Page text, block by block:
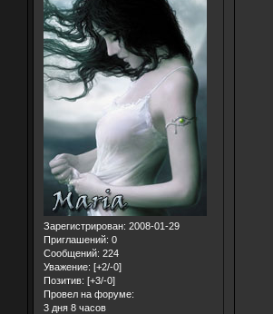
Зарегистрирован: 2008-01-29
Приглашений: 0
Сообщений: 224
Уважение: [+2/-0]
Позитив: [+3/-0]
Провел на форуме:
3 дня 8 часов